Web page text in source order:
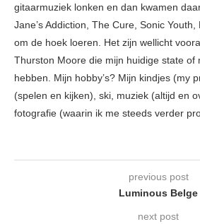
gitaarmuziek lonken en dan kwamen
Jane’s Addiction, The Cure, Sonic
om de hoek loeren. Het zijn wellicht
Thurston Moore die mijn huidige state of
hebben. Mijn hobby’s? Mijn kindjes (my
(spelen en kijken), ski, muziek (altijd en
fotografie (waarin ik me steeds verder
previous post
Luminous Belge
next post